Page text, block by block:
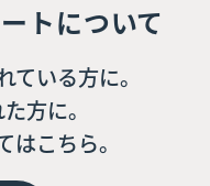
トについて
いる方に。
方に。
こちら。